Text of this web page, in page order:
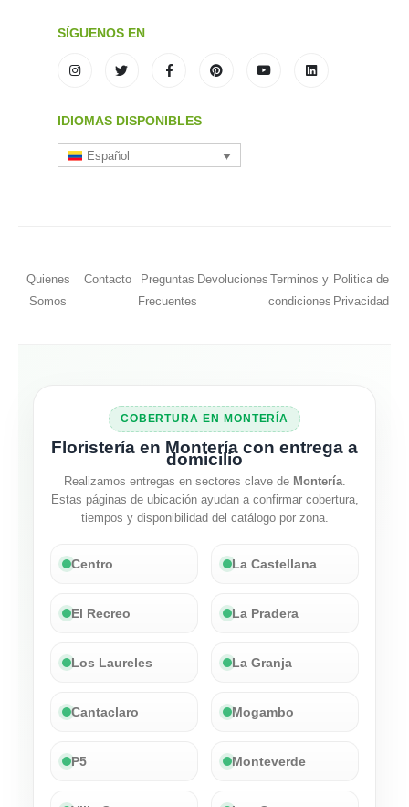
SÍGUENOS EN
IDIOMAS DISPONIBLES
Español
Quienes
Somos
Contacto
Preguntas
Frecuentes
Devoluciones Terminos y
condiciones
Politica de
Privacidad
COBERTURA EN MONTERÍA
Floristería en Montería con entrega a
domicilio
Realizamos entregas en sectores clave de Montería.
Estas páginas de ubicación ayudan a confirmar cobertura,
tiempos y disponibilidad del catálogo por zona.
Centro La Castellana
El Recreo La Pradera
Los Laureles La Granja
Cantaclaro Mogambo
P5 Monteverde